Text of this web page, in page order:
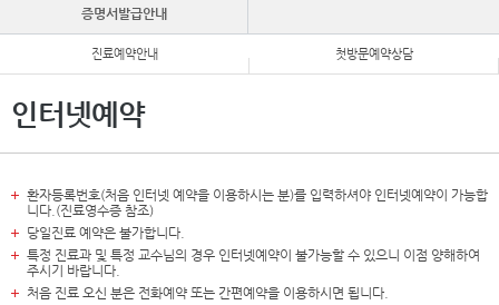
사본ㆍ영상(CD)발급 신청
증명서발급안내
진료예약안내 첫방문예약상담
인터넷예약
환자등록번호(처음 인터넷 예약을 이용하시는 분)를 입력하셔야 인터넷예약이 가능합
니다.(진료영수증 참조)
당일진료 예약은 불가합니다.
특정 진료과 및 특정 교수님의 경우 인터넷예약이 불가능할 수 있으니 이점 양해하여
주시기 바랍니다.
처음 진료 오신 분은 전화예약 또는 간편예약을 이용하시면 됩니다.